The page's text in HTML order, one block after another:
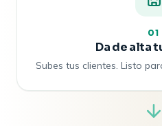
01
Da de alta
Subes tus clientes. Listo